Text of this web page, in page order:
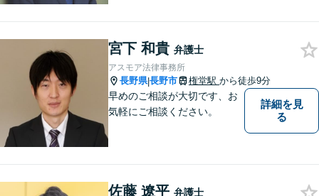
宮下 和貴 弁護士
アスモア法律事務所
長野県|長野市 権堂駅 から徒歩9分
早めのご相談が大切です、お
気軽にご相談ください。
詳細を見
る
佐藤 遼平 弁護士